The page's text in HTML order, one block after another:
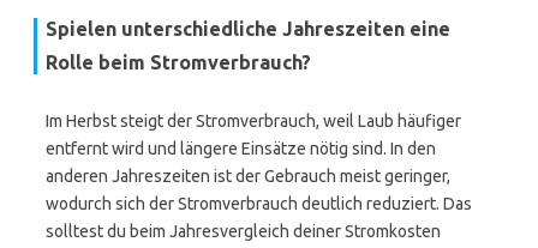
Spielen unterschiedliche Jahreszeiten eine
Rolle beim Stromverbrauch?
Im Herbst steigt der Stromverbrauch, weil Laub häufiger
entfernt wird und längere Einsätze nötig sind. In den
anderen Jahreszeiten ist der Gebrauch meist geringer,
wodurch sich der Stromverbrauch deutlich reduziert. Das
solltest du beim Jahresvergleich deiner Stromkosten